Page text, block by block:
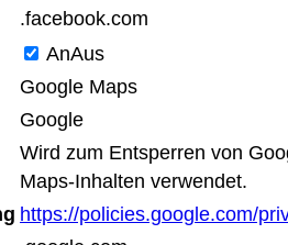
.facebook.com
AnAus
Google Maps
Google
Wird zum Entsperren von
Maps-Inhalten verwendet.
https://policies.google.com/